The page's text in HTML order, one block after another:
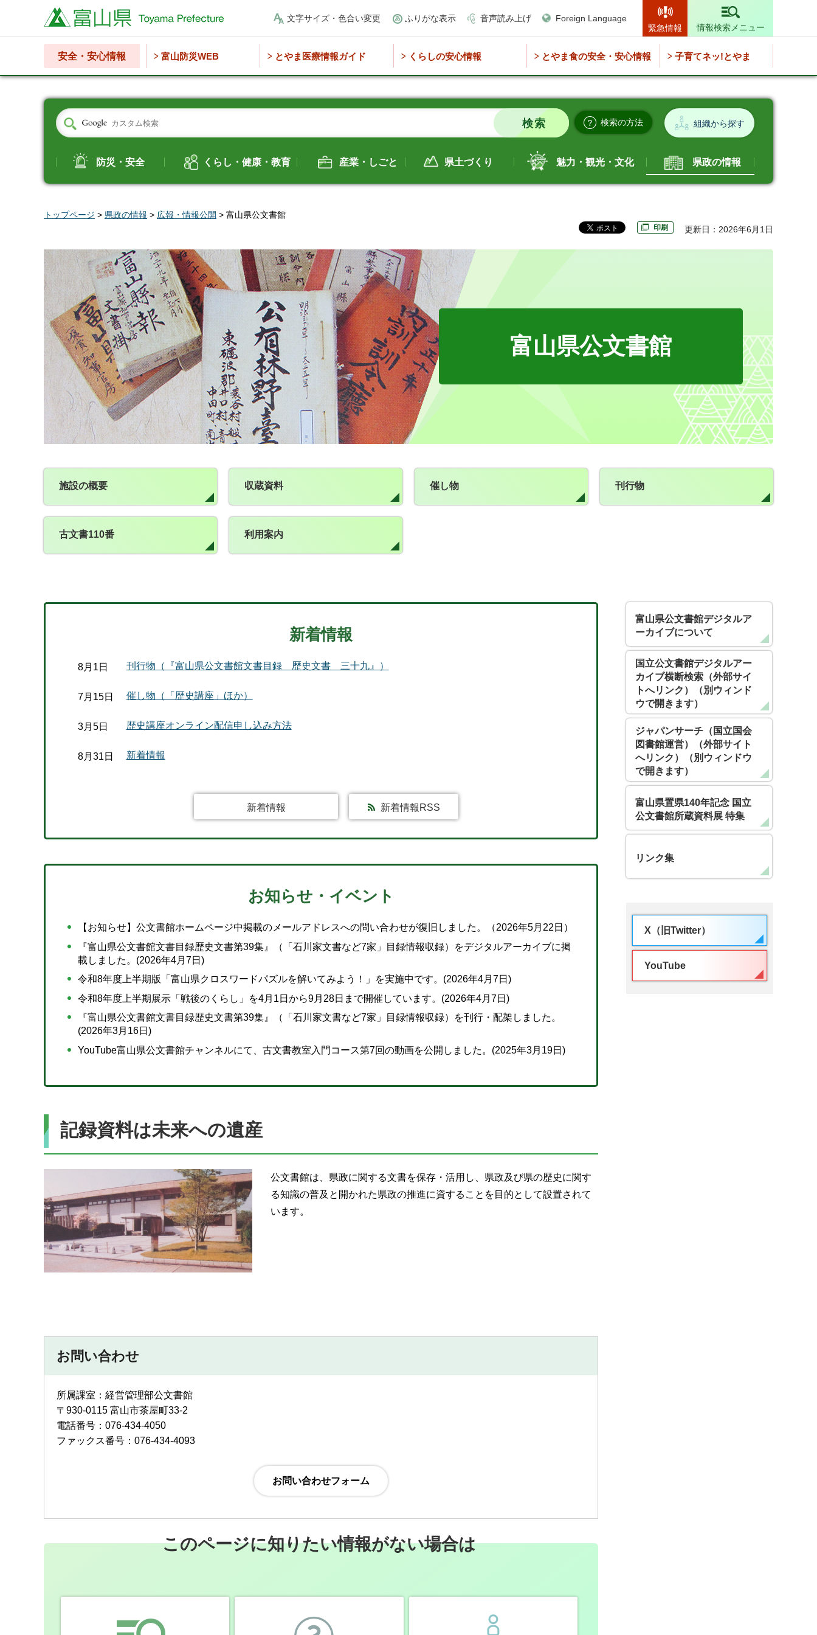
富山県 文字サイズ・色合い変更 ふりがな表示 音声読み上げ
Foreign Language
緊急情報
情報検索メニュー
安全・安心情報 富山防災WEB とやま医療情報ガイド くらしの安心情報 とやま食の安全・安心情報 子育てネッ!とやま
検索の方法 組織から探す
防災・安全 くらし・健康・教育 産業・しごと 県土づくり 魅力・観光・文化 県政の情報
トップページ > 県政の情報 > 広報・情報公開 > 富山県公文書館
印刷 更新日：2026年6月1日
富山県公文書館
施設の概要 収蔵資料 催し物 刊行物
古文書110番 利用案内
新着情報
8月1日 刊行物（『富山県公文書館文書目録 歴史文書 三十九』）
7月15日 催し物（「歴史講座」ほか）
3月5日 歴史講座オンライン配信申し込み方法
8月31日 新着情報
新着情報 新着情報RSS
お知らせ・イベント
【お知らせ】公文書館ホームページ中掲載のメールアドレスへの問い合わせが復旧しました。（2026年5月22日）
『富山県公文書館文書目録歴史文書第39集』（「石川家文書など7家」目録情報収録）をデジタルアーカイブに掲
載しました。(2026年4月7日)
令和8年度上半期版「富山県クロスワードパズルを解いてみよう！」を実施中です。(2026年4月7日)
令和8年度上半期展示「戦後のくらし」を4月1日から9月28日まで開催しています。(2026年4月7日)
『富山県公文書館文書目録歴史文書第39集』（「石川家文書など7家」目録情報収録）を刊行・配架しました。
(2026年3月16日)
YouTube富山県公文書館チャンネルにて、古文書教室入門コース第7回の動画を公開しました。(2025年3月19日)
記録資料は未来への遺産
公文書館は、県政に関する文書を保存・活用し、県政及び県の歴史に関す
る知識の普及と開かれた県政の推進に資することを目的として設置されて
います。
お問い合わせ
所属課室：経営管理部公文書館
〒930-0115 富山市茶屋町33-2
電話番号：076-434-4050
ファックス番号：076-434-4093
このページに知りたい情報がない場合は
富山県公文書館デジタルア
ーカイブについて
国立公文書館デジタルアー
カイブ横断検索（外部サイ
トへリンク）（別ウィンド
ウで開きます）
ジャパンサーチ（国立国会
図書館運営）（外部サイト
へリンク）（別ウィンドウ
で開きます）
富山県置県140年記念 国立
公文書館所蔵資料展 特集
リンク集
X（旧Twitter）
YouTube